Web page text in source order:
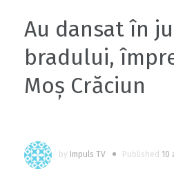
Cu-sprijinul-
din-raionul-
Au dansat în
bradului,
Moș Crăciun
by Impuls TV Published 10